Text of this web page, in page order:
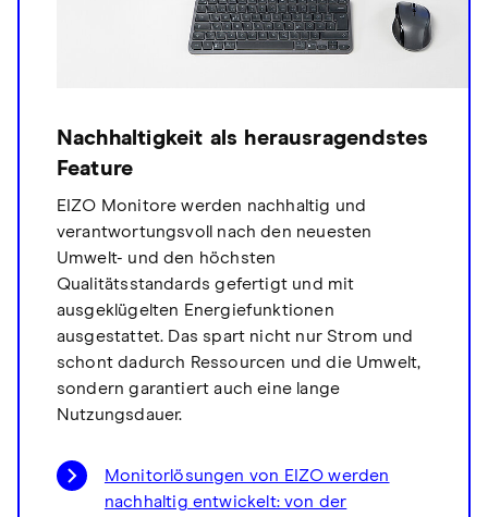
Nachhaltigkeit als herausragendstes
Feature
EIZO Monitore werden nachhaltig und
verantwortungsvoll nach den neuesten
Umwelt- und den höchsten
Qualitätsstandards gefertigt und mit
ausgeklügelten Energiefunktionen
ausgestattet. Das spart nicht nur Strom und
schont dadurch Ressourcen und die Umwelt,
sondern garantiert auch eine lange
Nutzungsdauer.
Monitorlösungen von EIZO werden
nachhaltig entwickelt: von der